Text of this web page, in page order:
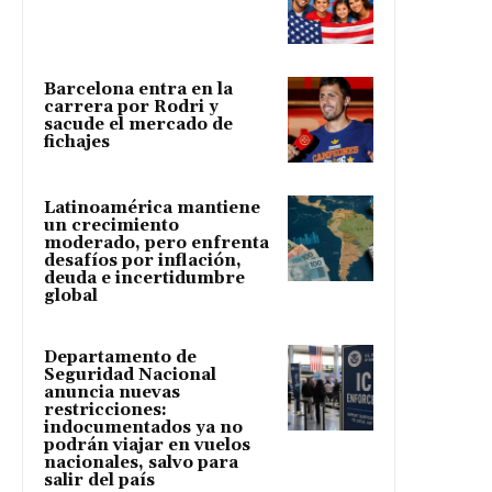
Barcelona entra en la
carrera por Rodri y
sacude el mercado de
fichajes
Latinoamérica mantiene
un crecimiento
moderado, pero enfrenta
desafíos por inflación,
deuda e incertidumbre
global
Departamento de
Seguridad Nacional
anuncia nuevas
restricciones:
indocumentados ya no
podrán viajar en vuelos
nacionales, salvo para
salir del país